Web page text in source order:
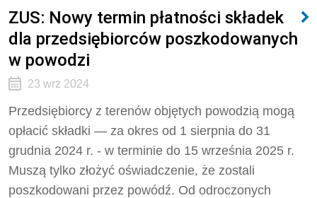
ZUS: Nowy termin płatności składek
dla przedsiębiorców poszkodowanych
w powodzi
23 wrz 2024
Przedsiębiorcy z terenów objętych powodzią mogą
opłacić składki — za okres od 1 sierpnia do 31
grudnia 2024 r. - w terminie do 15 września 2025 r.
Muszą tylko złożyć oświadczenie, że zostali
poszkodowani przez powódź. Od odroczonych